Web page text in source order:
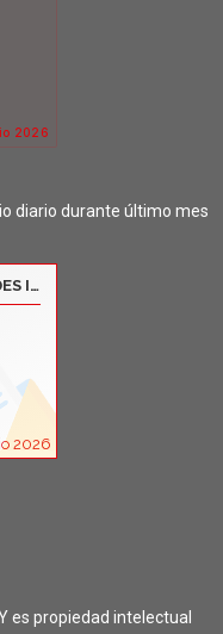
diario durante último mes
es propiedad intelectual